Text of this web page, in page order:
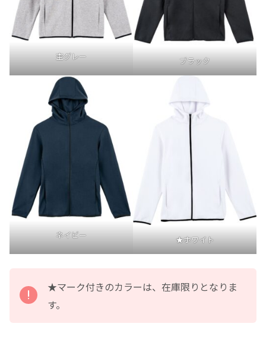
杢グレー ブラック
ネイビー ★ホワイト
★マーク付きのカラーは、在庫限りとなりま
す。